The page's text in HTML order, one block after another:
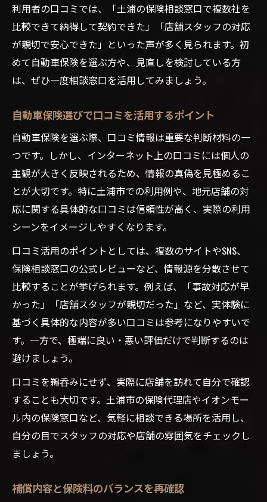
利用者の口コミでは、「土浦の保険相談窓口で複数社を
比較できて納得して契約できた」「店舗スタッフの対応
が親切で安心できた」といった声が多く見られます。初
めて自動車保険を選ぶ方や、見直しを検討している方
は、ぜひ一度相談窓口を活用してみましょう。
自動車保険選びで口コミを活用するポイント
自動車保険を選ぶ際、口コミ情報は重要な判断材料の一
つです。しかし、インターネット上の口コミには個人の
主観が大きく反映されるため、情報の真偽を見極めるこ
とが大切です。特に土浦市での利用例や、地元店舗の対
応に関する具体的な口コミは信頼性が高く、実際の利用
シーンをイメージしやすくなります。
口コミ活用のポイントとしては、複数のサイトやSNS、
保険相談窓口の公式レビューなど、情報源を分散させて
比較することが挙げられます。例えば、「事故対応が早
かった」「店舗スタッフが親切だった」など、実体験に
基づく具体的な内容が多い口コミは参考になりやすいで
す。一方で、極端に良い・悪い評価だけで判断するのは
避けましょう。
口コミを鵜呑みにせず、実際に店舗を訪れて自分で確認
することも大切です。土浦市の保険代理店やイオンモー
ル内の保険窓口など、気軽に相談できる場所を活用し、
自分の目でスタッフの対応や店舗の雰囲気をチェックし
ましょう。
補償内容と保険料のバランスを再確認